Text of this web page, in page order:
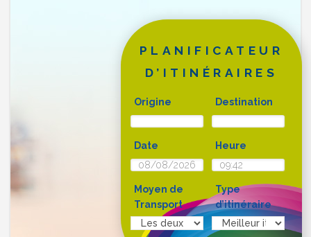
PLANIFICATEUR
D’ITINÉRAIRES
Origine Destination
Date Heure
Moyen de
Transport
Type
d’itinéraire